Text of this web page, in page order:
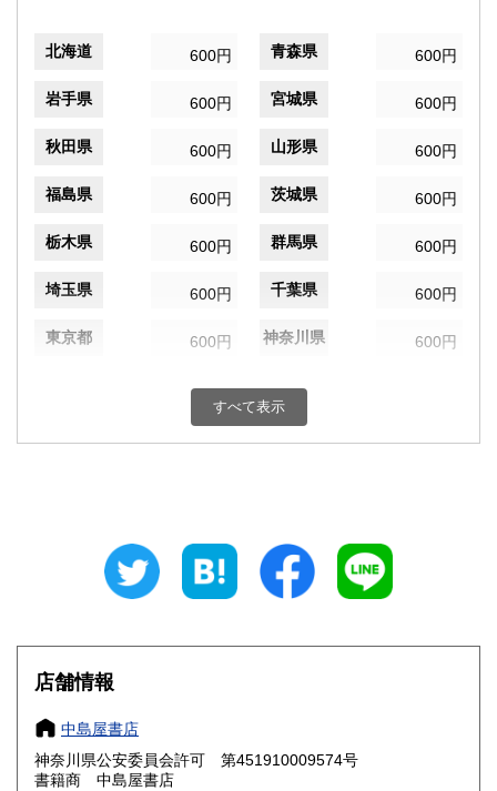
北海道 600円 青森県 600円
岩手県 600円 宮城県 600円
秋田県 600円 山形県 600円
福島県 600円 茨城県 600円
栃木県 600円 群馬県 600円
埼玉県 600円 千葉県 600円
東京都 600円 神奈川県 600円
600円 富山県
600円 三重県
大阪府
奈良県
鳥取県 600円 島根県
すべて表示
店舗情報
中島屋書店
神奈川県公安委員会許可 第451910009574号
書籍商 中島屋書店